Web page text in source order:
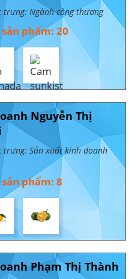
trưng: Ngành công thương
sản phẩm: 20
Nguyễn Thị
trưng: Sản xuất kinh doanh
sản phẩm: 8
Phạm Thị Thành